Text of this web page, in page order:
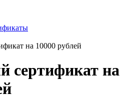
на 10000 рублей
сертификат на